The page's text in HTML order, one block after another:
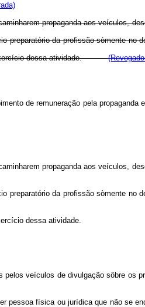
propaganda aos veículos,
preparatório da profissão sòmente no
no exercício dessa atividade.
de remuneração pela propaganda
propaganda aos veículos,
preparatório da profissão sòmente no
dessa atividade.
veículos de divulgação sôbre os
pessoa física ou jurídica que não se